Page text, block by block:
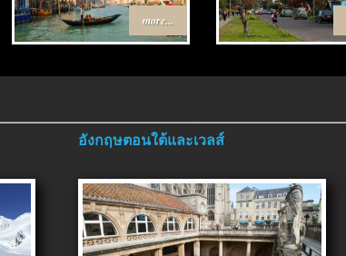
more...
อังกฤษตอนใต้และเวลส์